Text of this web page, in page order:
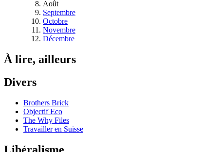
Août
Septembre
Octobre
Novembre
Décembre
À lire, ailleurs
Divers
Brothers Brick
Objectif Eco
The Why Files
Travailler en Suisse
Libéralisme